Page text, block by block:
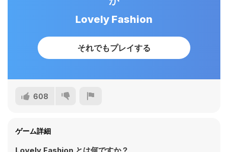
Lovely Fashion
それでもプレイする
608
ゲーム詳細